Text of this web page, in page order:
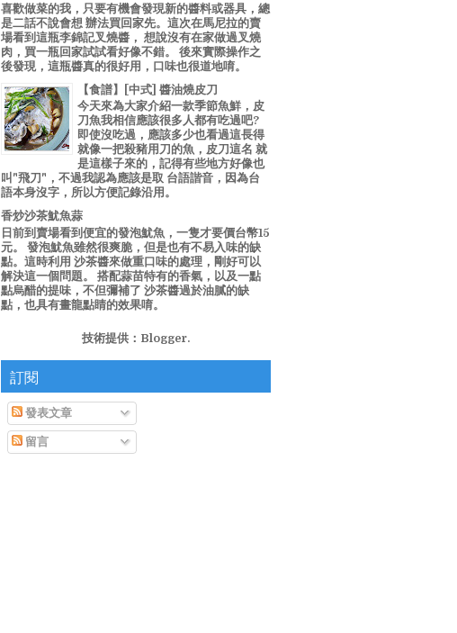
喜歡做菜的我，只要有機會發現新的醬料或器具，總
是二話不說會想 辦法買回家先。這次在馬尼拉的賣
場看到這瓶李錦記叉燒醬， 想說沒有在家做過叉燒
肉，買一瓶回家試試看好像不錯。 後來實際操作之
後發現，這瓶醬真的很好用，口味也很道地唷。
【食譜】[中式] 醬油燒皮刀
今天來為大家介紹一款季節魚鮮，皮
刀魚我相信應該很多人都有吃過吧?
即使沒吃過，應該多少也看過這長得
就像一把殺豬用刀的魚，皮刀這名 就
是這樣子來的，記得有些地方好像也
叫"飛刀"，不過我認為應該是取 台語諧音，因為台
語本身沒字，所以方便記錄沿用。
香炒沙茶魷魚蒜
日前到賣場看到便宜的發泡魷魚，一隻才要價台幣15
元。 發泡魷魚雖然很爽脆，但是也有不易入味的缺
點。這時利用 沙茶醬來做重口味的處理，剛好可以
解決這一個問題。 搭配蒜苗特有的香氣，以及一點
點烏醋的提味，不但彌補了 沙茶醬過於油膩的缺
點，也具有畫龍點睛的效果唷。
技術提供： Blogger.
訂閱
發表文章
留言